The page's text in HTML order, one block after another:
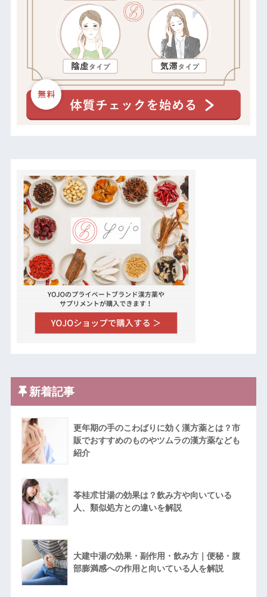
新着記事
更年期の手のこわばりに効く漢方薬とは？市
販でおすすめのものやツムラの漢方薬なども
紹介
苓桂朮甘湯の効果は？飲み方や向いている
人、類似処方との違いを解説
大建中湯の効果・副作用・飲み方｜便秘・腹
部膨満感への作用と向いている人を解説